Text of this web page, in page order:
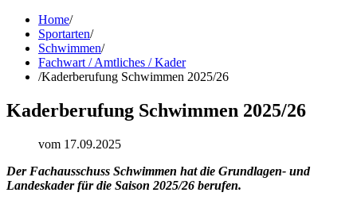
Home/
Sportarten/
Schwimmen/
Fachwart / Amtliches / Kader
/Kaderberufung Schwimmen 2025/26
Kaderberufung Schwimmen 2025/26
vom 17.09.2025
Der Fachausschuss Schwimmen hat die Grundlagen- und
Landeskader für die Saison 2025/26 berufen.